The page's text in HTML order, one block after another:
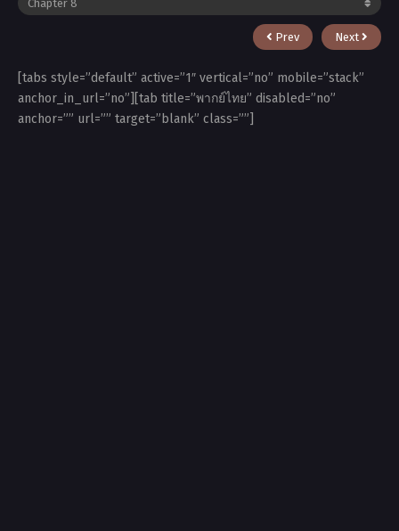
Prev Next
[tabs style=”default” active=”1″ vertical=”no” mobile=”stack”
anchor_in_url=”no”][tab title=”พากย์ไทย” disabled=”no”
anchor=”” url=”” target=”blank” class=””]